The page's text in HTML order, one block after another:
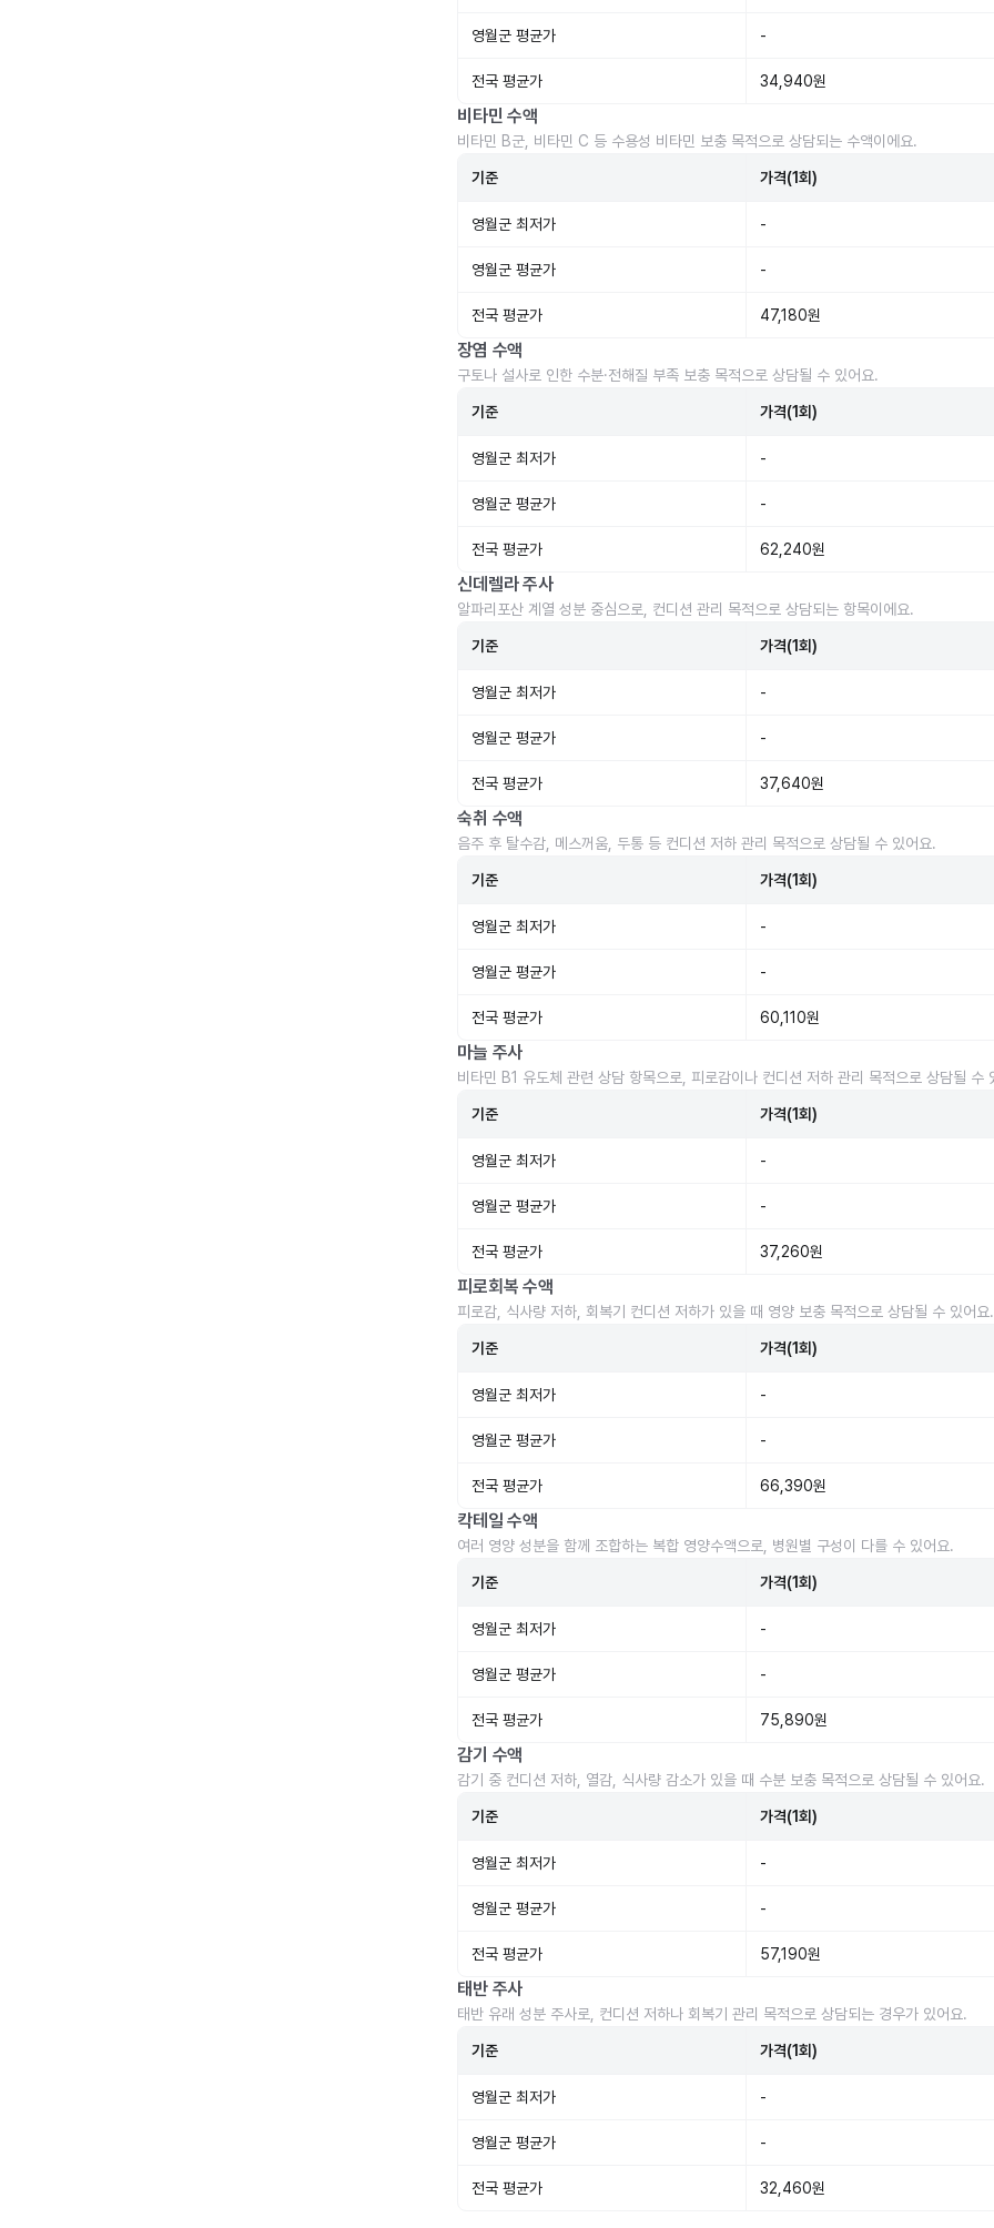
영월군 평균가 -
전국 평균가 34,940원
비타민 수액
비타민 B군, 비타민 C 등 수용성 비타민 보충 목적으로 상담되는 수액이에요.
기준 가격(1회)
영월군 최저가 -
영월군 평균가 -
전국 평균가 47,180원
장염 수액
구토나 설사로 인한 수분·전해질 부족 보충 목적으로 상담될 수 있어요.
기준 가격(1회)
영월군 최저가 -
영월군 평균가 -
전국 평균가 62,240원
신데렐라 주사
알파리포산 계열 성분 중심으로, 컨디션 관리 목적으로 상담되는 항목이에요.
기준 가격(1회)
영월군 최저가 -
영월군 평균가 -
전국 평균가 37,640원
숙취 수액
음주 후 탈수감, 메스꺼움, 두통 등 컨디션 저하 관리 목적으로 상담될 수 있어요.
기준 가격(1회)
영월군 최저가 -
영월군 평균가 -
전국 평균가 60,110원
마늘 주사
비타민 B1 유도체 관련 상담 항목으로, 피로감이나 컨디션 저하 관리 목적으로 상담될 수
기준 가격(1회)
영월군 최저가 -
영월군 평균가 -
전국 평균가 37,260원
피로회복 수액
피로감, 식사량 저하, 회복기 컨디션 저하가 있을 때 영양 보충 목적으로 상담될 수 있어요.
기준 가격(1회)
영월군 최저가 -
영월군 평균가 -
전국 평균가 66,390원
칵테일 수액
여러 영양 성분을 함께 조합하는 복합 영양수액으로, 병원별 구성이 다를 수 있어요.
기준 가격(1회)
영월군 최저가 -
영월군 평균가 -
전국 평균가 75,890원
감기 수액
감기 중 컨디션 저하, 열감, 식사량 감소가 있을 때 수분 보충 목적으로 상담될 수 있어요.
기준 가격(1회)
영월군 최저가 -
영월군 평균가 -
전국 평균가 57,190원
태반 주사
태반 유래 성분 주사로, 컨디션 저하나 회복기 관리 목적으로 상담되는 경우가 있어요.
기준 가격(1회)
영월군 최저가 -
영월군 평균가 -
전국 평균가 32,460원